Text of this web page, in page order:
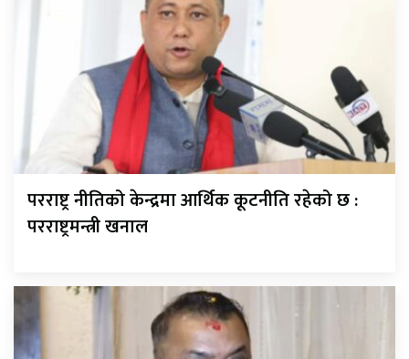
परराष्ट्र नीतिको केन्द्रमा आर्थिक कूटनीति रहेको छ :
परराष्ट्रमन्त्री खनाल